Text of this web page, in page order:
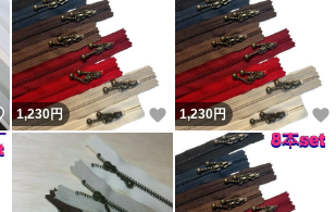
いいね！
1,230円 いいね！
1,230円